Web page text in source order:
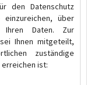
den Datenschutz
einzureichen, über
Ihren Daten. Zur
Ihnen mitgeteilt,
zuständige
ist: